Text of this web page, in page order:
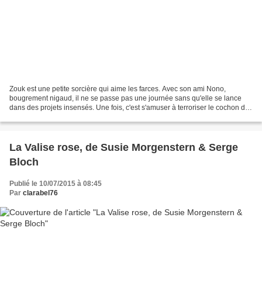
Zouk est une petite sorcière qui aime les farces. Avec son ami Nono,
bougrement nigaud, il ne se passe pas une journée sans qu'elle se lance
dans des projets insensés. Une fois, c'est s'amuser à terroriser le cochon de
La Valise rose, de Susie Morgenstern & Serge
Bloch
Publié le 10/07/2015 à 08:45
Par clarabel76